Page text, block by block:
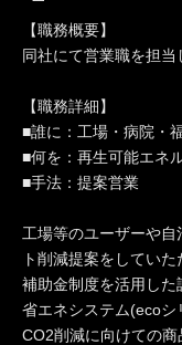
【職務概要】
同社にて営業職を担当
【職務詳細】
■誰に：工場・病院・
■何を：再生可能エネ
■手法：提案営業
工場等のユーザーや
ト削減提案をしていた
補助金制度を活用し
省エネシステム(ecoシ
CO2削減に向けての